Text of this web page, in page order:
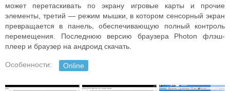
может перетаскивать по экрану игровые карты и прочие
элементы, третий — режим мышки, в котором сенсорный экран
превращается в панель, обеспечивающую полный контроль
перемещения. Последнюю версию браузера Photon флэш-
плеер и браузер на андроид скачать.
Особенности: Online